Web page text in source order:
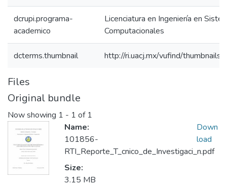
dcrupi.programa-
academico
Licenciatura en Ingeniería en
Computacionales
dcterms.thumbnail http://ri.uacj.mx/vufind/
Files
Original bundle
Now showing 1 - 1 of 1
Name:
101856-
RTI_Reporte_T_cnico_de_Investigaci_n.pdf
Size:
3.15 MB
Down
load